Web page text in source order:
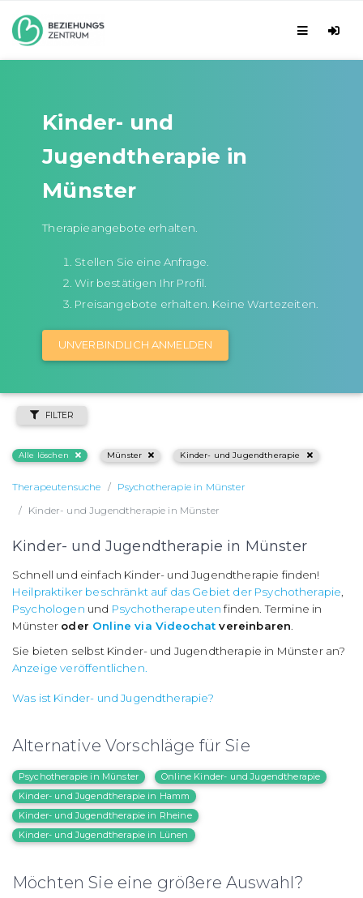
Kinder- und
Jugendtherapie in
Münster
Therapieangebote erhalten.
Stellen Sie eine Anfrage.
Wir bestätigen Ihr Profil.
Preisangebote erhalten. Keine Wartezeiten.
UNVERBINDLICH ANMELDEN
FILTER
Alle löschen Münster Kinder- und Jugendtherapie
Therapeutensuche
Psychotherapie in Münster
Kinder- und Jugendtherapie in Münster
Kinder- und Jugendtherapie in Münster
Schnell und einfach Kinder- und Jugendtherapie finden!
Heilpraktiker beschränkt auf das Gebiet der Psychotherapie
Psychologen und Psychotherapeuten finden. Termine in
Münster oder Online via Videochat vereinbaren
Sie bieten selbst Kinder- und Jugendtherapie in Münster an?
Anzeige veröffentlichen.
Was ist Kinder- und Jugendtherapie?
Alternative Vorschläge für Sie
Psychotherapie in Münster
Online Kinder- und Jugendtherapie
Kinder- und Jugendtherapie in Hamm
Kinder- und Jugendtherapie in Rheine
Kinder- und Jugendtherapie in Lünen
Möchten Sie eine größere Auswahl?